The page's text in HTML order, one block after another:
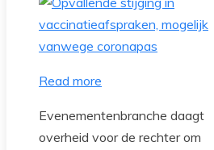
Read more
Evenementenbranche daagt
overheid voor de rechter om